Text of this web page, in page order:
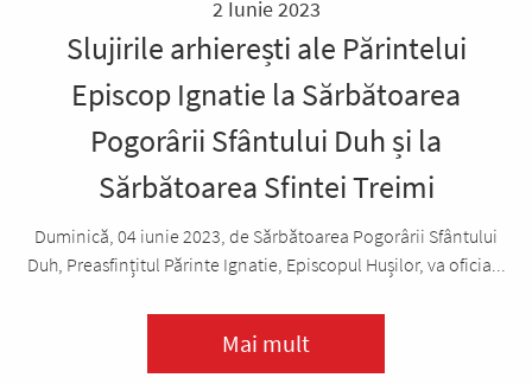
2 Iunie 2023
Slujirile arhierești ale Părintelui
Episcop Ignatie la Sărbătoarea
Pogorârii Sfântului Duh și la
Sărbătoarea Sfintei Treimi
Duminică, 04 iunie 2023, de Sărbătoarea Pogorârii Sfântului
Duh, Preasfințitul Părinte Ignatie, Episcopul Hușilor, va oficia...
Mai mult